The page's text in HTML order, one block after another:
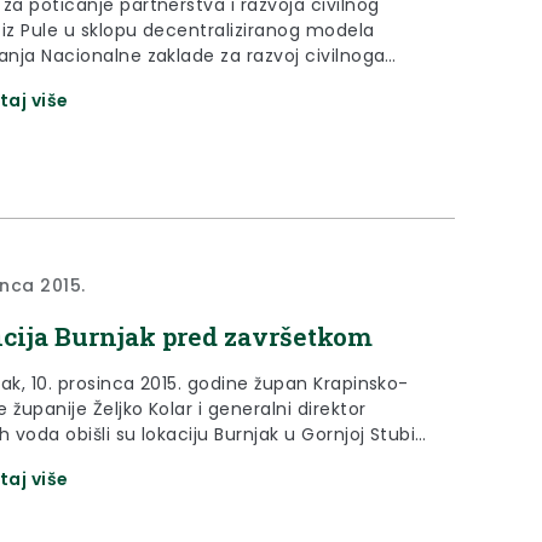
u sklopu decentraliziranog modela
Nacionalne zaklade za razvoj civilnoga
s ovogodišnjim korisnicima financijskih potpora
dobile su po 13 tisuća kuna, a bistrička
više
2015.
Burnjak pred završetkom
10. prosinca 2015. godine župan Krapinsko-
županije Željko Kolar i generalni direktor
voda obišli su lokaciju Burnjak u Gornjoj Stubici,
10 milijuna kuna.
više